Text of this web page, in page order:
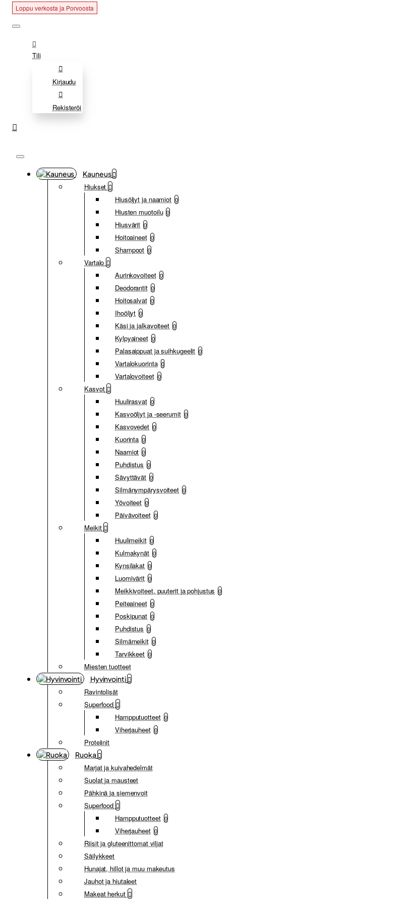
Tili
Kirjaudu
Rekisteröi
Kauneus
Hiukset
Hiusöljyt ja naamiot 0
Hiusten muotoilu 0
Hiusvärit 0
Hoitoaineet 0
Shampoot 0
Vartalo
Aurinkovoiteet 0
Deodorantit 0
Hoitosalvat 0
Ihoöljyt 0
Käsi ja jalkavoiteet 0
Kylpyaineet 0
Palasaippuat ja suihkugeelit 0
Vartalokuorinta 0
Vartalovoiteet 0
Kasvot
Huulirasvat 0
Kasvoöljyt ja -seerumit 0
Kasvovedet 0
Kuorinta 0
Naamiot 0
Puhdistus 0
Sävyttävät 0
Silmänympärysvoiteet 0
Yövoiteet 0
Päivävoiteet 0
Meikit
Huulimeikit 0
Kulmakynät 0
Kynsilakat 0
Luomivärit 0
Meikkivoiteet, puuterit ja pohjustus 0
Peiteaineet 0
Poskipunat 0
Puhdistus 0
Silmämeikit 0
Tarvikkeet 0
Miesten tuotteet
Hyvinvointi
Ravintolisät
Superfood
Hampputuotteet 0
Viherjauheet 0
Proteiinit
Ruoka
Marjat ja kuivahedelmät
Suolat ja mausteet
Pähkinä ja siemenvoit
Superfood
Hampputuotteet 0
Viherjauheet 0
Riisit ja gluteenittomat viljat
Säilykkeet
Hunajat, hillot ja muu makeutus
Jauhot ja hiutaleet
Makeat herkut
Loppu verkosta ja Porvoosta
Loppu verkosta ja Porvoosta